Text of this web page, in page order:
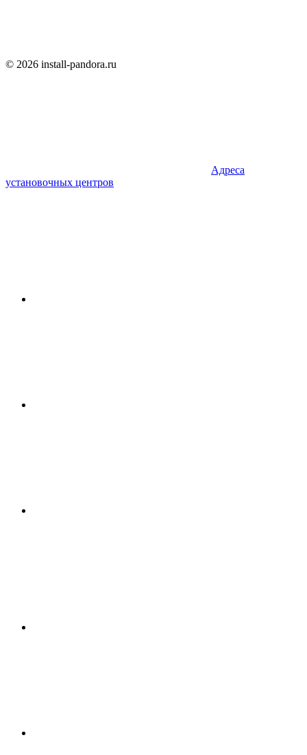
© 2026 install-pandora.ru
Адреса
установочных центров